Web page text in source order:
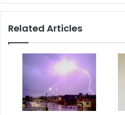
Related Articles